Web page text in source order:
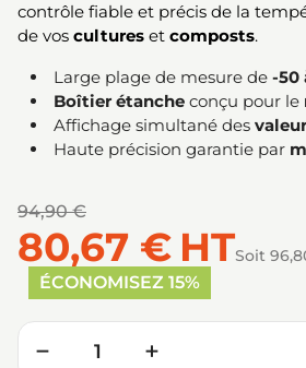
contrôle fiable et précis de la
de vos cultures et composts.
Large plage de mesure de -50
Boîtier étanche conçu pour le
Affichage simultané des
Haute précision garantie par
94,90 €
80,67 € HTSoit
ÉCONOMISEZ 15%
Quantité
− +